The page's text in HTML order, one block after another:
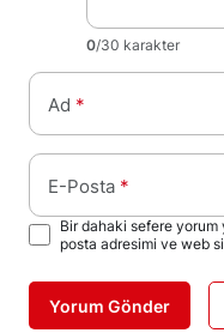
0/30 karakter
Ad *
E-Posta *
Bir dahaki sefere yorum
posta adresimi ve web
Yorum Gönder